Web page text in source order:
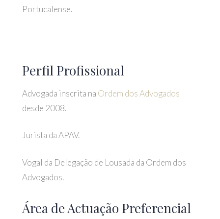
Portucalense.
Perfil Profissional
Advogada inscrita na Ordem dos Advogados
desde 2008.
Jurista da APAV.
Vogal da Delegação de Lousada da Ordem dos
Advogados.
Área de Actuação Preferencial